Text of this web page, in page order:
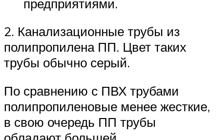
предприятиями.
2. Канализационные трубы из
полипропилена ПП. Цвет таких
трубы обычно серый.
По сравнению с ПВХ трубами
полипропиленовые менее жесткие,
в свою очередь ПП трубы